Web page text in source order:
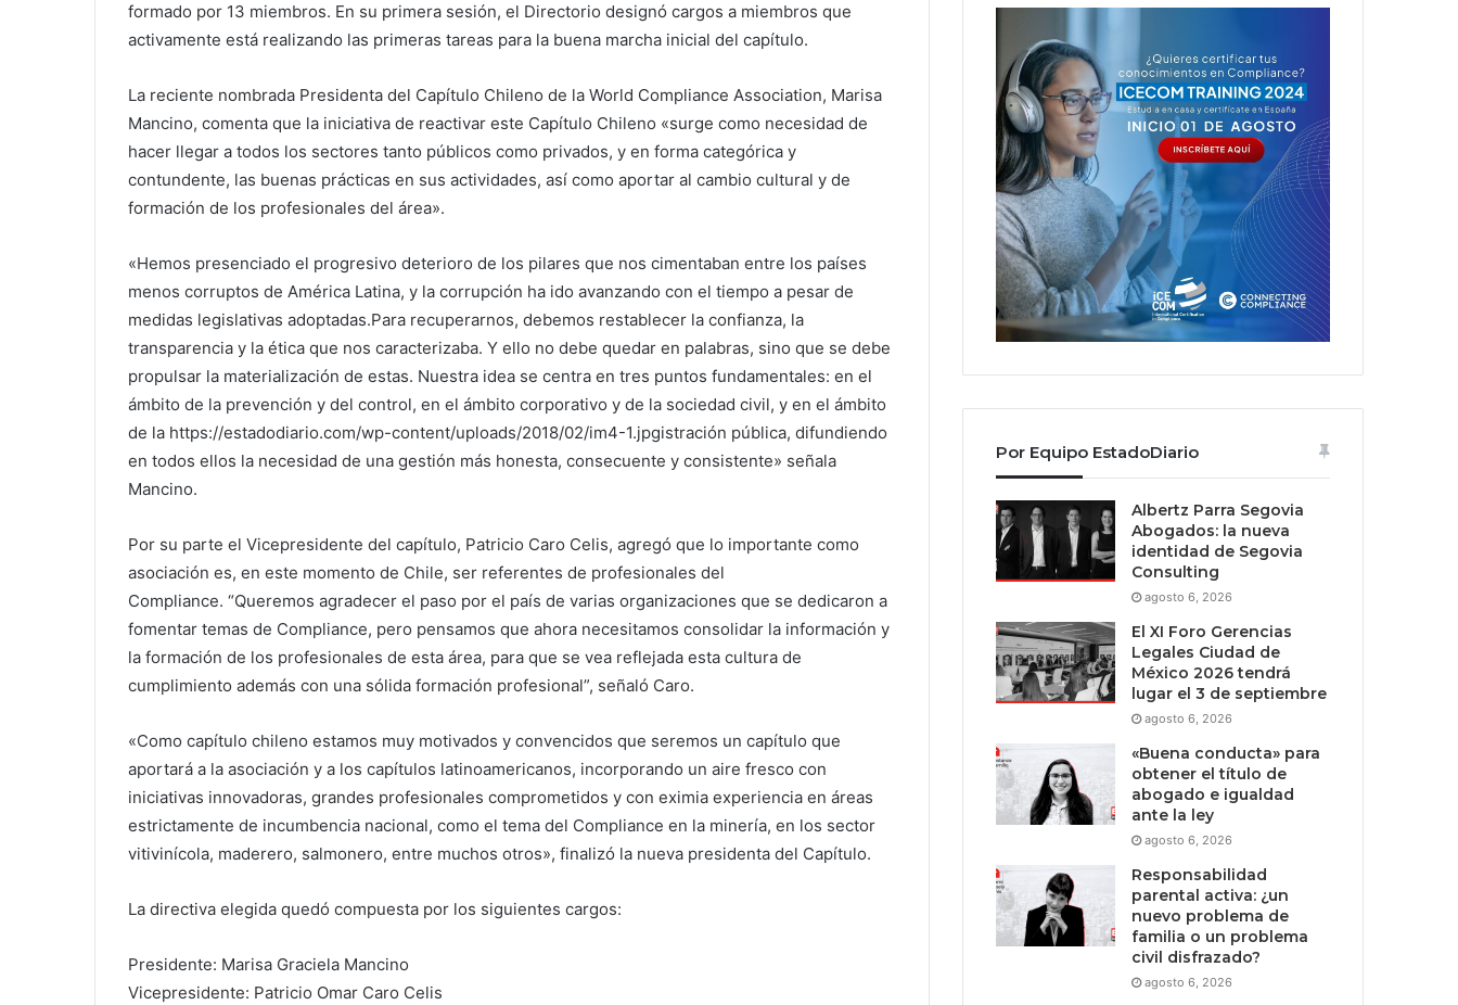
formado por 13 miembros. En su primera sesión, el Directorio designó cargos a miembros que
activamente está realizando las primeras tareas para la buena marcha inicial del capítulo.
La reciente nombrada Presidenta del Capítulo Chileno de la World Compliance Association, Marisa
Mancino, comenta que la iniciativa de reactivar este Capítulo Chileno «surge como necesidad de
hacer llegar a todos los sectores tanto públicos como privados, y en forma categórica y
contundente, las buenas prácticas en sus actividades, así como aportar al cambio cultural y de
formación de los profesionales del área».
«Hemos presenciado el progresivo deterioro de los pilares que nos cimentaban entre los países
menos corruptos de América Latina, y la corrupción ha ido avanzando con el tiempo a pesar de
medidas legislativas adoptadas.Para recuperarnos, debemos restablecer la confianza, la
transparencia y la ética que nos caracterizaba. Y ello no debe quedar en palabras, sino que se debe
propulsar la materialización de estas. Nuestra idea se centra en tres puntos fundamentales: en el
ámbito de la prevención y del control, en el ámbito corporativo y de la sociedad civil, y en el ámbito
de la https://estadodiario.com/wp-content/uploads/2018/02/im4-1.jpgistración pública, difundiendo
en todos ellos la necesidad de una gestión más honesta, consecuente y consistente» señala
Mancino.
Por su parte el Vicepresidente del capítulo, Patricio Caro Celis, agregó que lo importante como
asociación es, en este momento de Chile, ser referentes de profesionales del
Compliance. “Queremos agradecer el paso por el país de varias organizaciones que se dedicaron a
fomentar temas de Compliance, pero pensamos que ahora necesitamos consolidar la información y
la formación de los profesionales de esta área, para que se vea reflejada esta cultura de
cumplimiento además con una sólida formación profesional”, señaló Caro.
«Como capítulo chileno estamos muy motivados y convencidos que seremos un capítulo que
aportará a la asociación y a los capítulos latinoamericanos, incorporando un aire fresco con
iniciativas innovadoras, grandes profesionales comprometidos y con eximia experiencia en áreas
estrictamente de incumbencia nacional, como el tema del Compliance en la minería, en los sector
vitivinícola, maderero, salmonero, entre muchos otros», finalizó la nueva presidenta del Capítulo.
La directiva elegida quedó compuesta por los siguientes cargos:
Presidente: Marisa Graciela Mancino
Vicepresidente: Patricio Omar Caro Celis
Por Equipo EstadoDiario
Albertz Parra Segovia
Abogados: la nueva
identidad de Segovia
Consulting
agosto 6, 2026
El XI Foro Gerencias
Legales Ciudad de
México 2026 tendrá
lugar el 3 de septiembre
agosto 6, 2026
«Buena conducta» para
obtener el título de
abogado e igualdad
ante la ley
agosto 6, 2026
Responsabilidad
parental activa: ¿un
nuevo problema de
familia o un problema
civil disfrazado?
agosto 6, 2026